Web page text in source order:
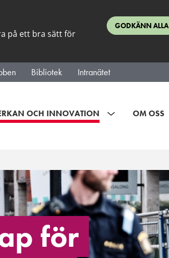
på ett bra sätt för
GODKÄNN ALLA
Bibliotek Intranätet
OCH INNOVATION OM OSS
för